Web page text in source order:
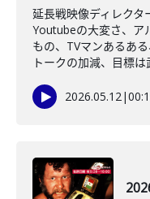
延長戦映像ディレクタ
Youtubeの大変さ、ア
もの、TVマンあるあ
トークの加減、目標
2026.05.12|